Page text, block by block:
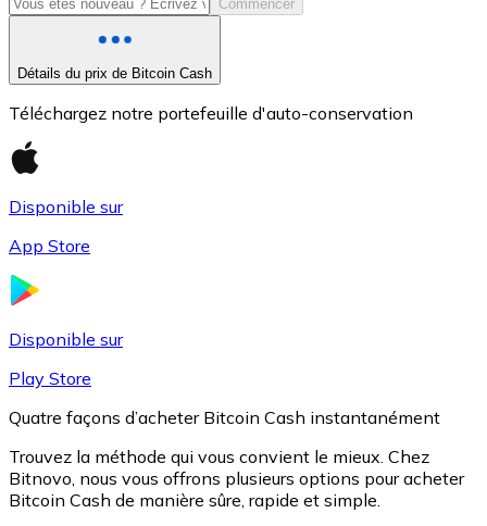
Commencer
Détails du prix de Bitcoin Cash
Téléchargez notre portefeuille d'auto-conservation
Disponible sur
App Store
Disponible sur
Play Store
Quatre façons d’acheter Bitcoin Cash instantanément
Trouvez la méthode qui vous convient le mieux. Chez
Bitnovo, nous vous offrons plusieurs options pour acheter
Bitcoin Cash de manière sûre, rapide et simple.